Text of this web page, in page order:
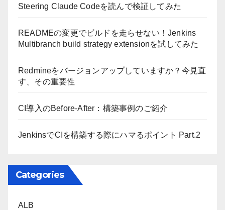
Steering Claude Codeを読んで検証してみた
READMEの変更でビルドを走らせない！Jenkins
Multibranch build strategy extensionを試してみた
Redmineをバージョンアップしていますか？今見直
す、その重要性
CI導入のBefore-After：構築事例のご紹介
JenkinsでCIを構築する際にハマるポイント Part.2
Categories
ALB